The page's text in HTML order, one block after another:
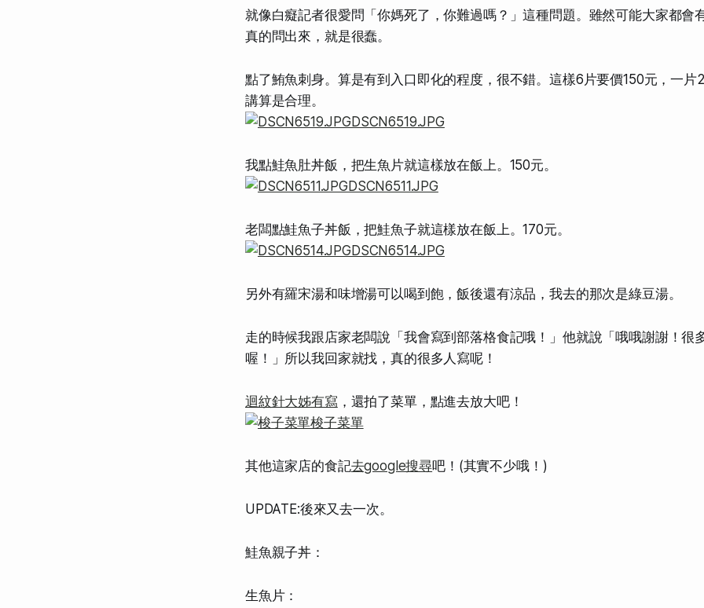
就像白癡記者很愛問「你媽死了，你難過嗎？」這種問題。雖然可能大家都會
真的問出來，就是很蠢。
點了鮪魚刺身。算是有到入口即化的程度，很不錯。這樣6片要價150元，一片
講算是合理。
我點鮭魚肚丼飯，把生魚片就這樣放在飯上。150元。
老闆點鮭魚子丼飯，把鮭魚子就這樣放在飯上。170元。
另外有羅宋湯和味增湯可以喝到飽，飯後還有涼品，我去的那次是綠豆湯。
走的時候我跟店家老闆說「我會寫到部落格食記哦！」他就說「哦哦謝謝！很
喔！」所以我回家就找，真的很多人寫呢！
迴紋針大姊有寫 ，還拍了菜單，點進去放大吧！
其他這家店的食記去google搜尋吧！(其實不少哦！)
UPDATE:後來又去一次。
鮭魚親子丼：
生魚片：